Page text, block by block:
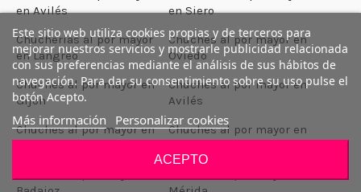
en Avilés
en Siero
Chucherias al por mayor
en Langreo
Chuches al por mayor en
Oviedo
Chuches al por mayor en
Gijón
Chuches al por mayor en
Avilés
Chuches al por mayor en
Chuches al por mayor en
Este sitio web utiliza cookies propias y de terceros para
mejorar nuestros servicios y mostrarle publicidad relacionada
con sus preferencias mediante el análisis de sus hábitos de
navegación. Para dar su consentimiento sobre su uso pulse el
botón Acepto.
Más información Personalizar cookies
ACEPTO